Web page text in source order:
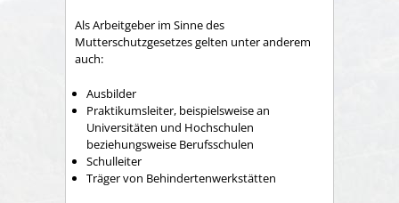
Als Arbeitgeber im Sinne des
Mutterschutzgesetzes gelten unter anderem
auch:
Ausbilder
Praktikumsleiter, beispielsweise an
Universitäten und Hochschulen
beziehungsweise Berufsschulen
Schulleiter
Träger von Behindertenwerkstätten